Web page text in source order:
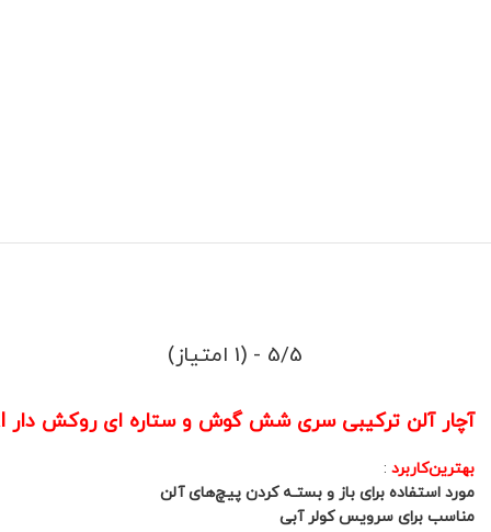
5/5 - (1 امتیاز)
آچار آلن ترکیبی سری شش گوش و ستاره ای روکش دار HYUNDAI هیوندای مدل HT180
بهترین‌کاربرد :
مورد استفاده برای باز و بستـه کرد‌ن پیچ‌های آلن
مناسب برای سرویس کولر آبی